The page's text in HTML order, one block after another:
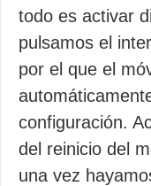
todo es activar
pulsamos el
por el que el
configuración.
del reinicio del
una vez